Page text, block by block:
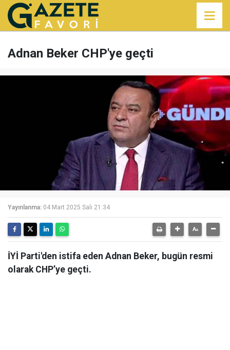
Adnan Beker CHP'ye geçti
Yayınlanma: 04 Mart 2025 Salı 21:34
İYİ Parti'den istifa eden Adnan Beker, bugün resmi
olarak CHP’ye geçti.